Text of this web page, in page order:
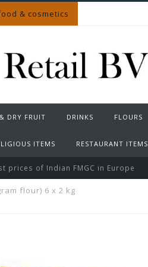
& cosmetics
DRY FRUIT DRINKS FLOURS
ITEMS RESTAURANT ITEMS
prices of Indian FMGC in Europe
flour) 6 x 2 kg